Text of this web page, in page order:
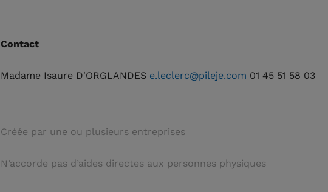
Contact
Madame Isaure D'ORGLANDES e.leclerc@pileje.com 01 45 51 58 03
Créée par une ou plusieurs entreprises
N’accorde pas d’aides directes aux personnes physiques